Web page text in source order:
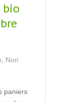
bio
, Non
paniers